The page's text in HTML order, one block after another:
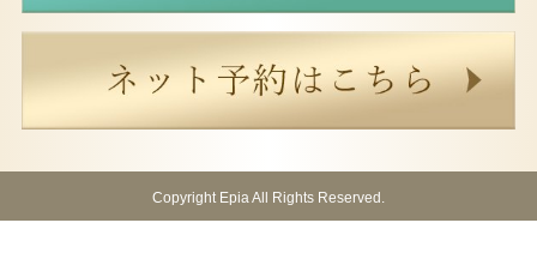
Copyright Epia All Rights Reserved.